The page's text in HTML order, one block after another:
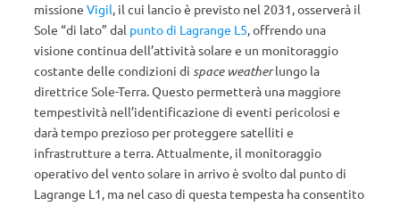
missione Vigil, il cui lancio è previsto nel 2031, osserverà il
Sole “di lato” dal punto di Lagrange L5, offrendo una
visione continua dell’attività solare e un monitoraggio
costante delle condizioni di space weatherlungo la
direttrice Sole-Terra. Questo permetterà una maggiore
tempestività nell’identificazione di eventi pericolosi e
darà tempo prezioso per proteggere satelliti e
infrastrutture a terra. Attualmente, il monitoraggio
operativo del vento solare in arrivo è svolto dal punto di
Lagrange L1, ma nel caso di questa tempesta ha consentito